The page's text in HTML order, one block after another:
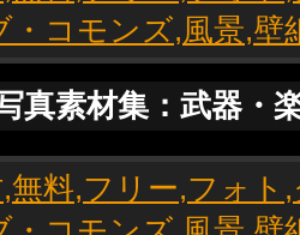
真素材集：武器・